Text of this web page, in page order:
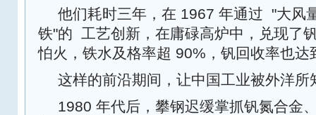
他们耗时三年，在 1967 年通过 ‌ "大风
铁"的 ‌ 工艺创新，在庸碌高炉中，兑现了
怕火，铁水及格率超 90%，钒回收率也达
这样的前沿期间，让中国工业被外洋所
1980 年代后，攀钢迟缓掌抓钒氮合金